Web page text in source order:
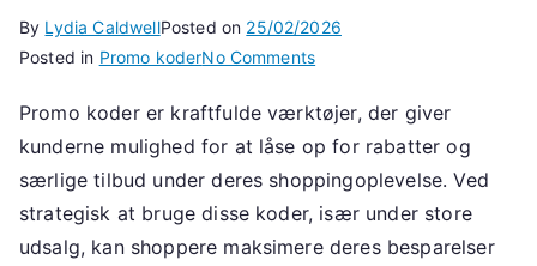
By Lydia CaldwellPosted on 25/02/2026
Posted in Promo koderNo Commentson
kode
strategier:
Promo
koder,
Maksimering
Promo koder er kraftfulde værktøjer, der giver
kunderne mulighed for at låse op for rabatter og
særlige tilbud under deres shoppingoplevelse. Ved
strategisk at bruge disse koder, især under store
udsalg, kan shoppere maksimere deres besparelser